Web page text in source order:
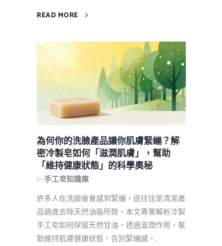
READ MORE
為何你的洗臉產品讓你肌膚緊繃？解
密冷製皂如何「滋潤肌膚」，幫助
「維持健康狀態」的科學奧秘
In 手工皂知識庫
許多人在洗臉後會感到緊繃，這往往是清潔產
品過度去除天然油脂所致。本文專業解析冷製
手工皂如何保留天然甘油，透過滋潤作用，幫
助維持肌膚健康狀態，告別緊繃感。...